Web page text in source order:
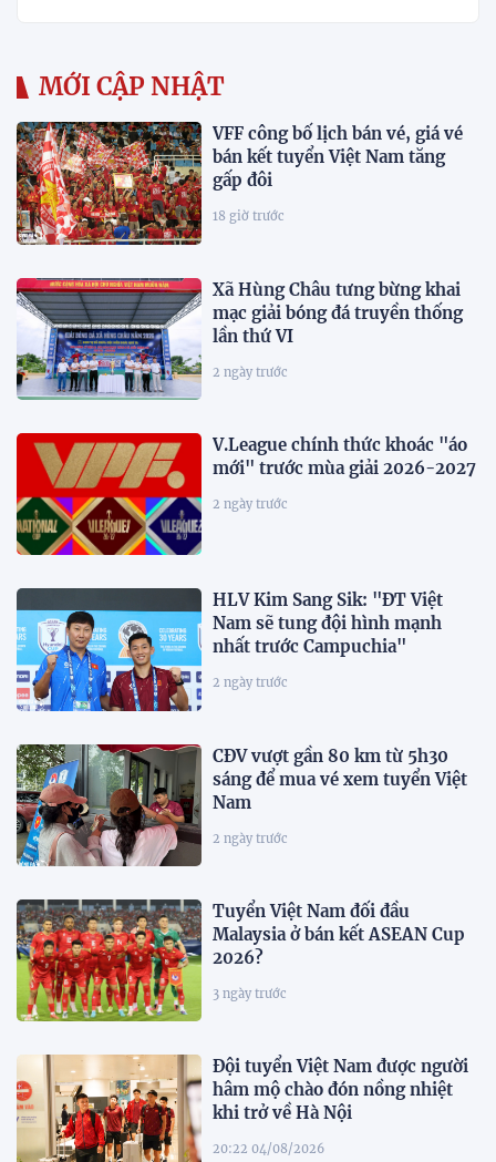
MỚI CẬP NHẬT
VFF công bố lịch bán vé, giá vé
bán kết tuyển Việt Nam tăng
gấp đôi
18 giờ trước
Xã Hùng Châu tưng bừng khai
mạc giải bóng đá truyền thống
lần thứ VI
2 ngày trước
V.League chính thức khoác "áo
mới" trước mùa giải 2026-2027
2 ngày trước
HLV Kim Sang Sik: "ĐT Việt
Nam sẽ tung đội hình mạnh
nhất trước Campuchia"
2 ngày trước
CĐV vượt gần 80 km từ 5h30
sáng để mua vé xem tuyển Việt
Nam
2 ngày trước
Tuyển Việt Nam đối đầu
Malaysia ở bán kết ASEAN Cup
2026?
3 ngày trước
Đội tuyển Việt Nam được người
hâm mộ chào đón nồng nhiệt
khi trở về Hà Nội
20:22 04/08/2026